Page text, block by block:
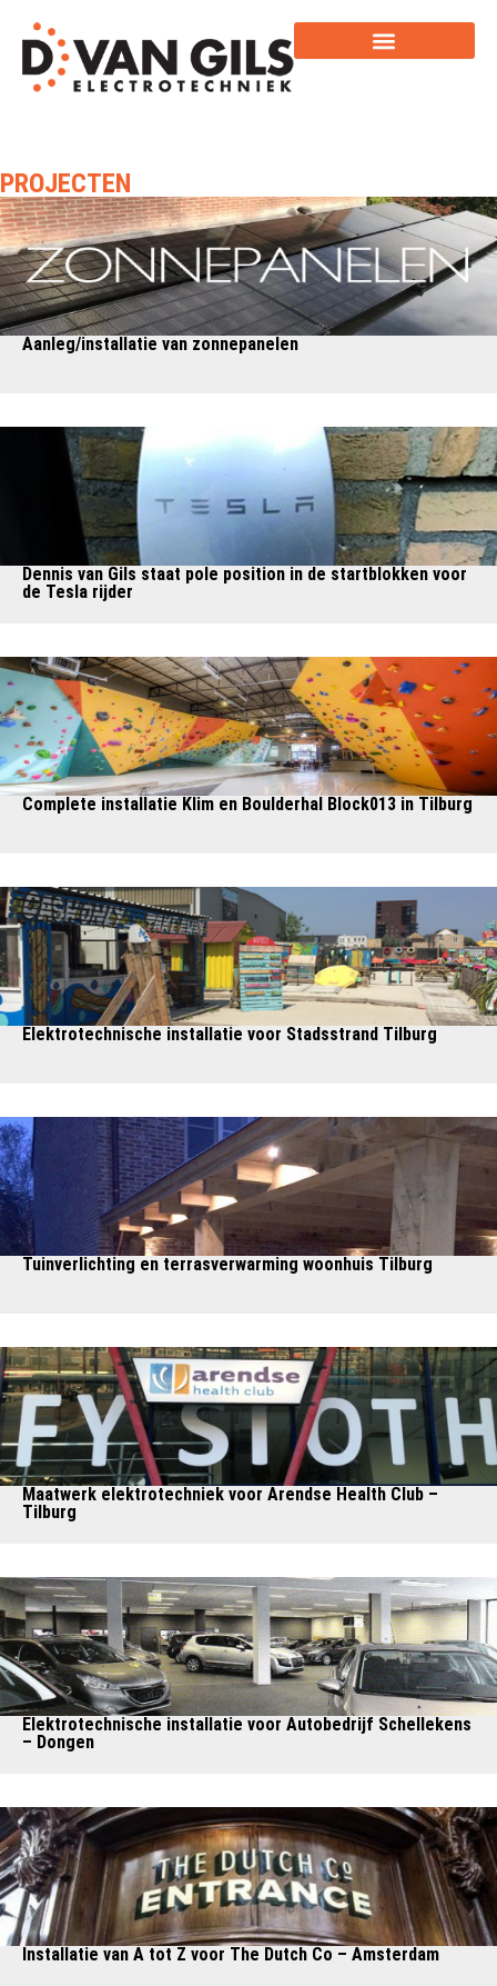
PROJECTEN
Aanleg/installatie van zonnepanelen
Dennis van Gils staat pole position in de startblokken voor
de Tesla rijder
Complete installatie Klim en Boulderhal Block013 in Tilburg
Elektrotechnische installatie voor Stadsstrand Tilburg
Tuinverlichting en terrasverwarming woonhuis Tilburg
Maatwerk elektrotechniek voor Arendse Health Club –
Tilburg
Elektrotechnische installatie voor Autobedrijf Schellekens
– Dongen
Installatie van A tot Z voor The Dutch Co – Amsterdam